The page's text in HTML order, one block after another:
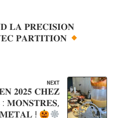
𝐋𝐀 𝐏𝐑𝐄́𝐂𝐈𝐒𝐈𝐎𝐍
𝐏𝐀𝐑𝐓𝐈𝐓𝐈𝐎𝐍
NEXT
𝟐𝟎𝟐𝟓 𝐂𝐇𝐄𝐙
𝐌𝐎𝐍𝐒𝐓𝐑𝐄𝐒,
!